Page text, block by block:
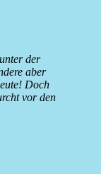
der
aber
Doch
vor den